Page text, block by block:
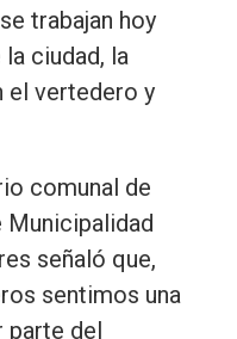
trabajan hoy
ciudad, la
el vertedero y
comunal de
Municipalidad
señaló que,
sentimos una
parte del